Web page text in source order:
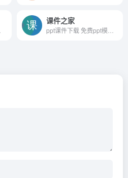
课件之家